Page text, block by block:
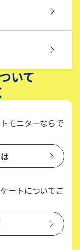
いて
モニターならで
ートについてご